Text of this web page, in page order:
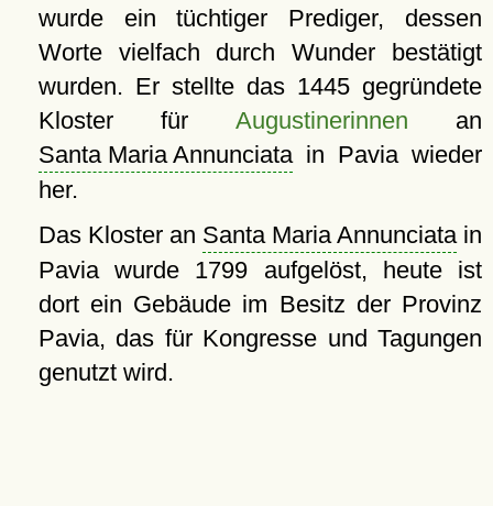
wurde ein tüchtiger Prediger, dessen
Worte vielfach durch Wunder bestätigt
wurden. Er stellte das 1445 gegründete
Kloster für Augustinerinnen an
Santa Maria Annunciatain Pavia wieder
her.
Das Kloster an Santa Maria Annunciatain
Pavia wurde 1799 aufgelöst, heute ist
dort ein Gebäude im Besitz der Provinz
Pavia, das für Kongresse und Tagungen
genutzt wird.